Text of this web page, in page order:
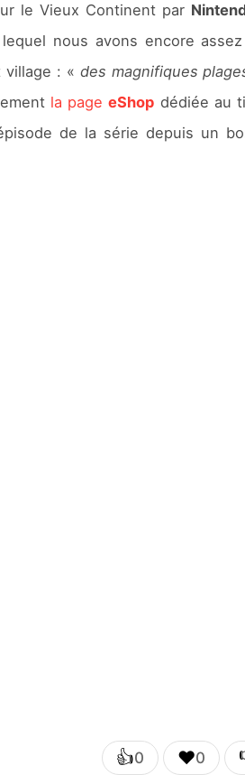
le Vieux Continent par
nous avons encore
village : « des magnifiques
la pageeShop dédiée au
de la série depuis un
👍0 ❤️0